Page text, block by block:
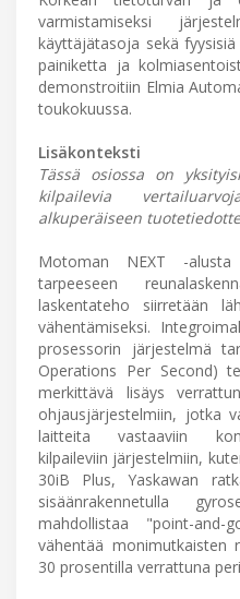
varmistamiseksi
käyttäjätasoja sekä
painiketta ja
demonstroitiin Elmia
toukokuussa.
Lisäkonteksti
Tässä osiossa on
kilpailevia
alkuperäiseen
Motoman NEXT -alusta
tarpeeseen
laskentateho siirretään
vähentämiseksi.
prosessorin järjestelmä
Operations Per Second)
merkittävä lisäys
ohjausjärjestelmiin, jotka
laitteita vastaaviin
kilpaileviin järjestelmiin,
30iB Plus, Yaskawan
sisäänrakennetulla
mahdollistaa "point-and-
vähentää monimutkaisten
30 prosentilla verrattuna